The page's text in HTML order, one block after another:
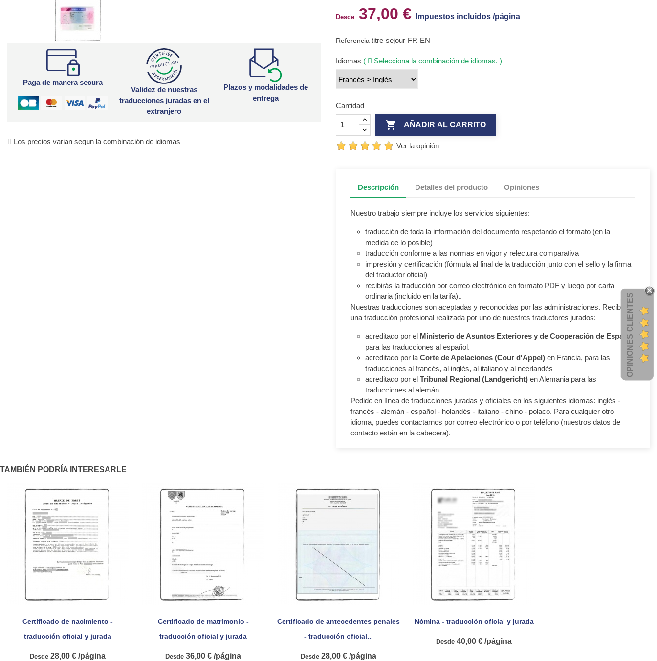
Paga de manera secura
Validez de nuestras
traducciones juradas en el
extranjero
Plazos y modalidades de
entrega
Los precios varian según la combinación de idiomas
Desde 37,00 € Impuestos incluidos /página
Referencia titre-sejour-FR-EN
Idiomas ( Selecciona la combinación de idiomas. )
Cantidad
 AÑADIR AL CARRITO
Ver la opinión
Descripción Detalles del producto Opiniones
Nuestro trabajo siempre incluye los servicios siguientes:
traducción de toda la información del documento respetando el formato (en la
medida de lo posible)
traducción conforme a las normas en vigor y relectura comparativa
impresión y certificación (fórmula al final de la traducción junto con el sello y la firma
del traductor oficial)
recibirás la traducción por correo electrónico en formato PDF y luego por carta
ordinaria (incluido en la tarifa)..
Nuestras traducciones son aceptadas y reconocidas por las administraciones. Recibirás
una traducción profesional realizada por uno de nuestros traductores jurados:
acreditado por el Ministerio de Asuntos Exteriores y de Cooperación de España
para las traducciones al español.
acreditado por la Corte de Apelaciones (Cour d'Appel) en Francia, para las
traducciones al francés, al inglés, al italiano y al neerlandés
acreditado por el Tribunal Regional (Landgericht) en Alemania para las
traducciones al alemán
Pedido en línea de traducciones juradas y oficiales en los siguientes idiomas: inglés -
francés - alemán - español - holandés - italiano - chino - polaco. Para cualquier otro
idioma, puedes contactarnos por correo electrónico o por teléfono (nuestros datos de
contacto están en la cabecera).
TAMBIÉN PODRÍA INTERESARLE
Certificado de nacimiento -
traducción oficial y jurada
Desde 28,00 € /página
 Vista rápida
Certificado de matrimonio -
traducción oficial y jurada
Desde 36,00 € /página
 Vista rápida
Certificado de antecedentes penales
- traducción oficial...
Desde 28,00 € /página
 Vista rápida
Nómina - traducción oficial y jurada
Desde 40,00 € /página
OPINIONES CLIENTES